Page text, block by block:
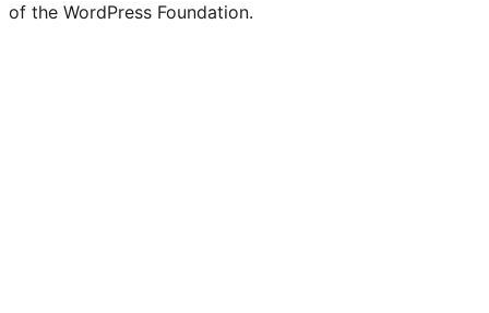
of the WordPress Foundation.